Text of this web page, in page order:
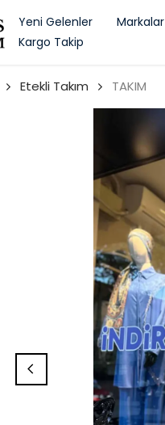
Yeni Gelenler Markalar
Kargo Takip
Etekli Takım TAKIM